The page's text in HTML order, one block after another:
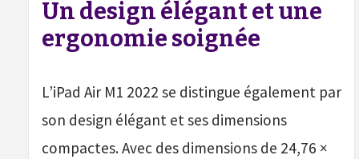
Un design élégant et une
ergonomie soignée
L’iPad Air M1 2022 se distingue également par
son design élégant et ses dimensions
compactes. Avec des dimensions de 24,76 ×